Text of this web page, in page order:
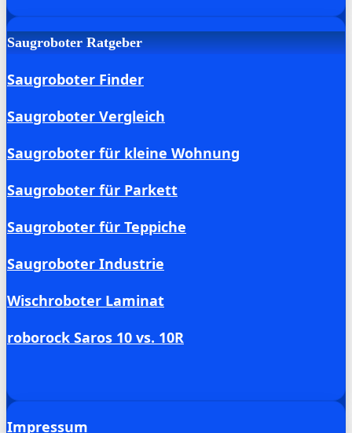
Saugroboter Ratgeber
Saugroboter Finder
Saugroboter Vergleich
Saugroboter für kleine Wohnung
Saugroboter für Parkett
Saugroboter für Teppiche
Saugroboter Industrie
Wischroboter Laminat
roborock Saros 10 vs. 10R
Impressum